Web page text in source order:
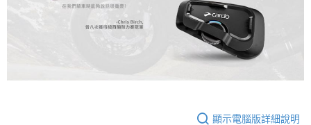
顯示電腦版詳細說明